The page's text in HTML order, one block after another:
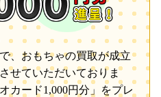
、おもちゃの買取が成立
せていただいておりま
カード1,000円分」をプレ